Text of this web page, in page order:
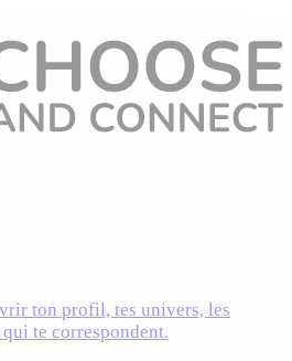
ton profil, tes univers, les
te correspondent.